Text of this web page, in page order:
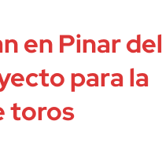
en Pinar del
para la
toros